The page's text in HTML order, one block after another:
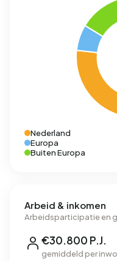
Nederland
Europa
Buiten Europa
Arbeid & inkomen
Arbeidsparticipatie en
€30.800 P.J.
gemiddeld per